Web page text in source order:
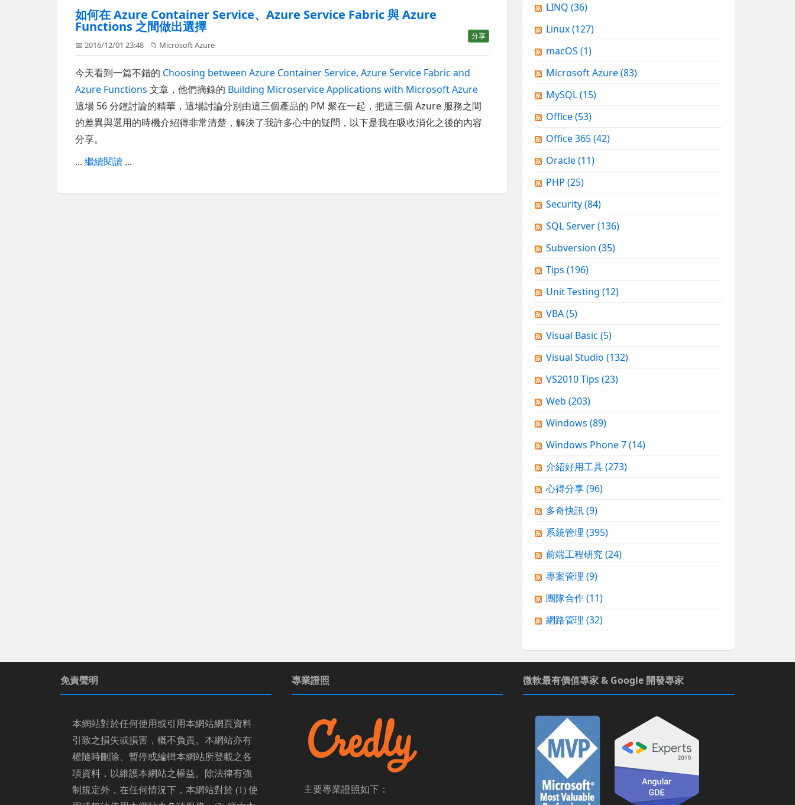
如何在 Azure Container Service、Azure Service Fabric 與 Azure
Functions 之間做出選擇
分享
📅 2016/12/01 23:48 📁 Microsoft Azure
今天看到一篇不錯的 Choosing between Azure Container Service, Azure Service Fabric and
Azure Functions 文章，他們摘錄的 Building Microservice Applications with Microsoft Azure
這場 56 分鐘討論的精華，這場討論分別由這三個產品的 PM 聚在一起，把這三個 Azure 服務之間
的差異與選用的時機介紹得非常清楚，解決了我許多心中的疑問，以下是我在吸收消化之後的內容
分享。
...繼續閱讀 ...
LINQ (36)
Linux(127)
macOS (1)
Microsoft Azure(83)
MySQL(15)
Office(53)
Office 365(42)
Oracle(11)
PHP (25)
Security(84)
SQL Server(136)
Subversion (35)
Tips (196)
Unit Testing (12)
VBA(5)
Visual Basic (5)
Visual Studio (132)
VS2010 Tips (23)
Web (203)
Windows (89)
Windows Phone 7(14)
介紹好用工具(273)
心得分享(96)
多奇快訊(9)
系統管理 (395)
前端工程研究(24)
專案管理 (9)
團隊合作(11)
網路管理 (32)
免責聲明
本網站對於任何使用或引用本網站網頁資料
引致之損失或損害，概不負責。本網站亦有
權隨時刪除、暫停或編輯本網站所登載之各
項資料，以維護本網站之權益。除法律有強
制規定外，在任何情況下，本網站對於 (1) 使
專業證照
主要專業證照如下：
微軟最有價值專家 & Google 開發專家